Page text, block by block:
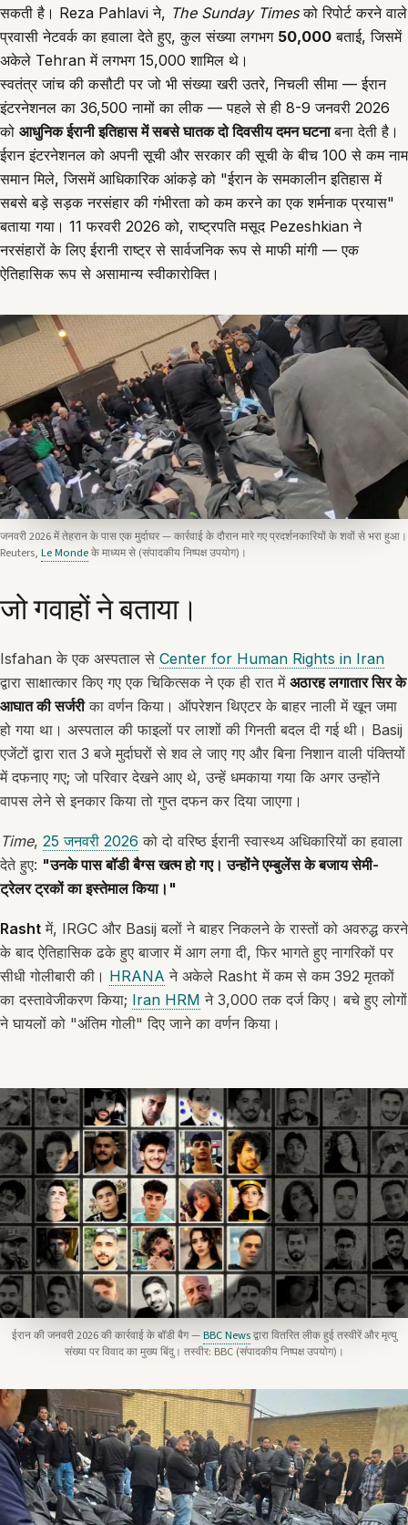
सकती है। Reza Pahlavi ने, The Sunday Timesको रिपोर्ट करने वाले
प्रवासी नेटवर्क का हवाला देते हुए, कुल संख्या लगभग 50,000 बताई, जिसमें
अकेले Tehran में लगभग 15,000 शामिल थे।
स्वतंत्र जांच की कसौटी पर जो भी संख्या खरी उतरे, निचली सीमा — ईरान
इंटरनेशनल का 36,500 नामों का लीक — पहले से ही 8-9 जनवरी 2026
को आधुनिक ईरानी इतिहास में सबसे घातक दो दिवसीय दमन घटनाबना देती है।
ईरान इंटरनेशनल को अपनी सूची और सरकार की सूची के बीच 100 से कम नाम
समान मिले, जिसमें आधिकारिक आंकड़े को "ईरान के समकालीन इतिहास में
सबसे बड़े सड़क नरसंहार की गंभीरता को कम करने का एक शर्मनाक प्रयास"
बताया गया। 11 फरवरी 2026 को, राष्ट्रपति मसूद Pezeshkian ने
नरसंहारों के लिए ईरानी राष्ट्र से सार्वजनिक रूप से माफी मांगी — एक
ऐतिहासिक रूप से असामान्य स्वीकारोक्ति।
जनवरी 2026 में तेहरान के पास एक मुर्दाघर — कार्रवाई के दौरान मारे गए प्रदर्शनकारियों के शवों से भरा हुआ।
Reuters, Le Mondeके माध्यम से (संपादकीय निष्पक्ष उपयोग)।
जो गवाहों ने बताया।
Isfahan के एक अस्पताल से Center for Human Rights in Iran
द्वारा साक्षात्कार किए गए एक चिकित्सक ने एक ही रात में अठारह लगातार सिर के
आघात की सर्जरीका वर्णन किया। ऑपरेशन थिएटर के बाहर नाली में खून जमा
हो गया था। अस्पताल की फाइलों पर लाशों की गिनती बदल दी गई थी। Basij
एजेंटों द्वारा रात 3 बजे मुर्दाघरों से शव ले जाए गए और बिना निशान वाली पंक्तियों
में दफनाए गए; जो परिवार देखने आए थे, उन्हें धमकाया गया कि अगर उन्होंने
वापस लेने से इनकार किया तो गुप्त दफन कर दिया जाएगा।
Time, 25 जनवरी 2026 को दो वरिष्ठ ईरानी स्वास्थ्य अधिकारियों का हवाला
देते हुए: "उनके पास बॉडी बैग्स खत्म हो गए। उन्होंने एम्बुलेंस के बजाय सेमी-
ट्रेलर ट्रकों का इस्तेमाल किया।"
Rasht में, IRGC और Basij बलों ने बाहर निकलने के रास्तों को अवरुद्ध करने
के बाद ऐतिहासिक ढके हुए बाजार में आग लगा दी, फिर भागते हुए नागरिकों पर
सीधी गोलीबारी की। HRANA ने अकेले Rasht में कम से कम 392 मृतकों
का दस्तावेजीकरण किया; Iran HRM ने 3,000 तक दर्ज किए। बचे हुए लोगों
ने घायलों को "अंतिम गोली" दिए जाने का वर्णन किया।
ईरान की जनवरी 2026 की कार्रवाई के बॉडी बैग —BBC Newsद्वारा वितरित लीक हुई तस्वीरें और मृत्यु
संख्या पर विवाद का मुख्य बिंदु। तस्वीर: BBC (संपादकीय निष्पक्ष उपयोग)।